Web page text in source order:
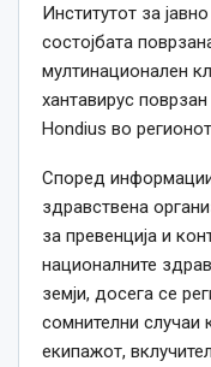
Институтот за
состојбата
мултинационален
хантавирус
Hondius во
Според
здравствена
за превенција и
националните
земји, досега се
сомнителни случаи
екипажот,